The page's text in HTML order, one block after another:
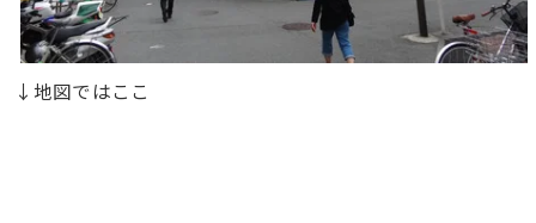
↓地図ではここ